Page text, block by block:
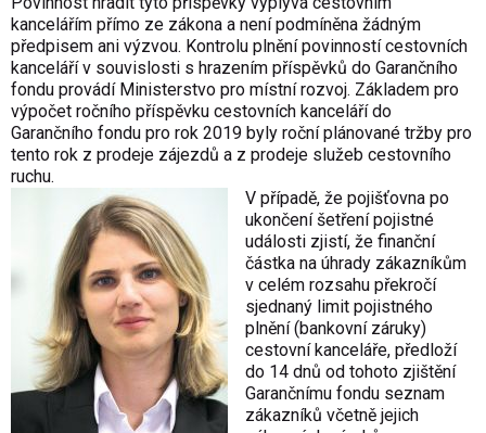
kancelářím přímo ze zákona a není podmíněna žádným
předpisem ani výzvou. Kontrolu plnění povinností cestovních
kanceláří v souvislosti s hrazením příspěvků do Garančního
fondu provádí Ministerstvo pro místní rozvoj. Základem pro
výpočet ročního příspěvku cestovních kanceláří do
Garančního fondu pro rok 2019 byly roční plánované tržby pro
tento rok z prodeje zájezdů a z prodeje služeb cestovního
ruchu.
V případě, že pojišťovna po
ukončení šetření pojistné
události zjistí, že finanční
částka na úhrady zákazníkům
v celém rozsahu překročí
sjednaný limit pojistného
plnění (bankovní záruky)
cestovní kanceláře, předloží
do 14 dnů od tohoto zjištění
Garančnímu fondu seznam
zákazníků včetně jejich